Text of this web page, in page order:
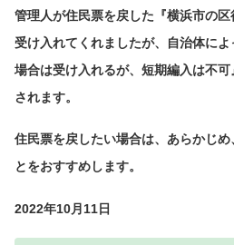
管理人が住民票を戻した『横浜市の
受け入れてくれましたが、自治体に
場合は受け入れるが、短期編入は不
されます。
住民票を戻したい場合は、あらかじ
とをおすすめします。
2022年10月11日